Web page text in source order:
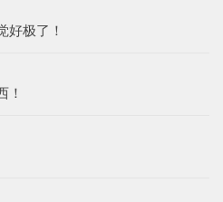
好极了！
！